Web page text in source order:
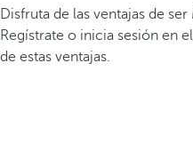
Disfruta de las ventajas de
Regístrate o inicia sesión en
de estas ventajas.